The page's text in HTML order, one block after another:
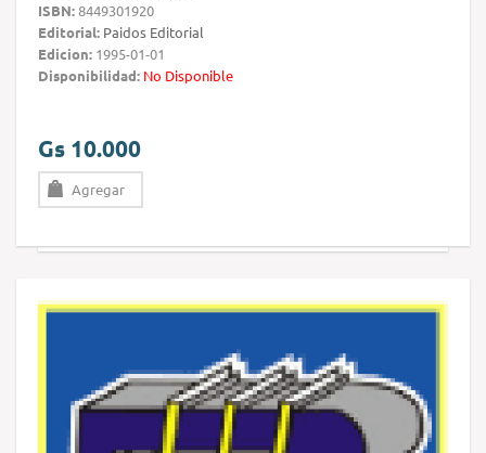
ISBN:8449301920
Editorial: Paidos Editorial
Edicion: 1995-01-01
Disponibilidad: No Disponible
Gs 10.000
Agregar